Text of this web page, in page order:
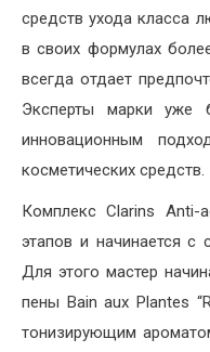
средств ухода класса
в своих формулах
всегда отдает
Эксперты марки уже
инновационным
косметических средств.
Комплекс Clarins Anti-
этапов и начинается c
Для этого мастер
пены Bain aux Plantes
тонизирующим